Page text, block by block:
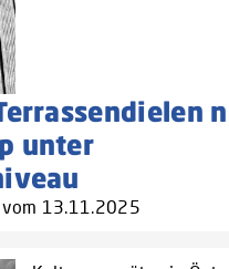
unter
13.11.2025